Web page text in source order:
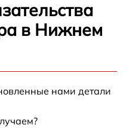
в Нижнем
нами детали